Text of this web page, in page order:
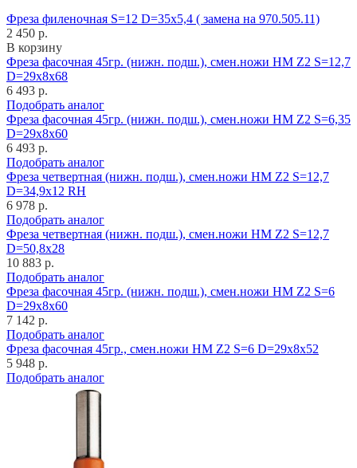
Фреза филеночная S=12 D=35x5,4 ( замена на 970.505.11)
2 450 р.
В корзину
Фреза фасочная 45гр. (нижн. подш.), смен.ножи HM Z2 S=12,7
D=29x8x68
6 493 р.
Подобрать аналог
Фреза фасочная 45гр. (нижн. подш.), смен.ножи HM Z2 S=6,35
D=29x8x60
6 493 р.
Подобрать аналог
Фреза четвертная (нижн. подш.), смен.ножи HM Z2 S=12,7
D=34,9x12 RH
6 978 р.
Подобрать аналог
Фреза четвертная (нижн. подш.), смен.ножи HM Z2 S=12,7
D=50,8x28
10 883 р.
Подобрать аналог
Фреза фасочная 45гр. (нижн. подш.), смен.ножи HM Z2 S=6
D=29x8x60
7 142 р.
Подобрать аналог
Фреза фасочная 45гр., смен.ножи HM Z2 S=6 D=29x8x52
5 948 р.
Подобрать аналог